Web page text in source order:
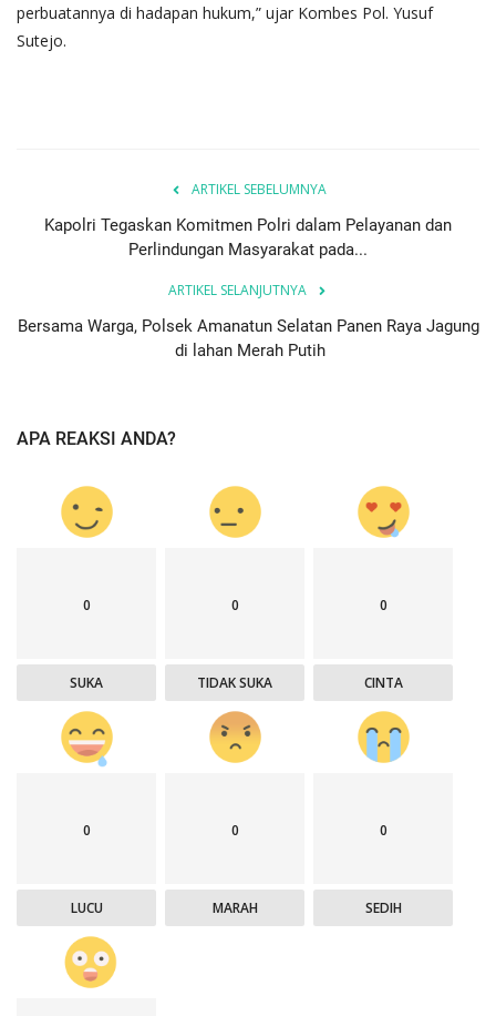
perbuatannya di hadapan hukum,” ujar Kombes Pol. Yusuf
Sutejo.
ARTIKEL SEBELUMNYA
Kapolri Tegaskan Komitmen Polri dalam Pelayanan dan
Perlindungan Masyarakat pada...
ARTIKEL SELANJUTNYA
Bersama Warga, Polsek Amanatun Selatan Panen Raya Jagung
di lahan Merah Putih
APA REAKSI ANDA?
0
SUKA
0
TIDAK SUKA
0
CINTA
0
LUCU
0
MARAH
0
SEDIH